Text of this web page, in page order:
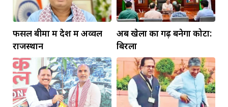
फसल बीमा में देश में अव्वल
राजस्थान
अब खेलों का गढ़ बनेगा कोटा:
बिरला